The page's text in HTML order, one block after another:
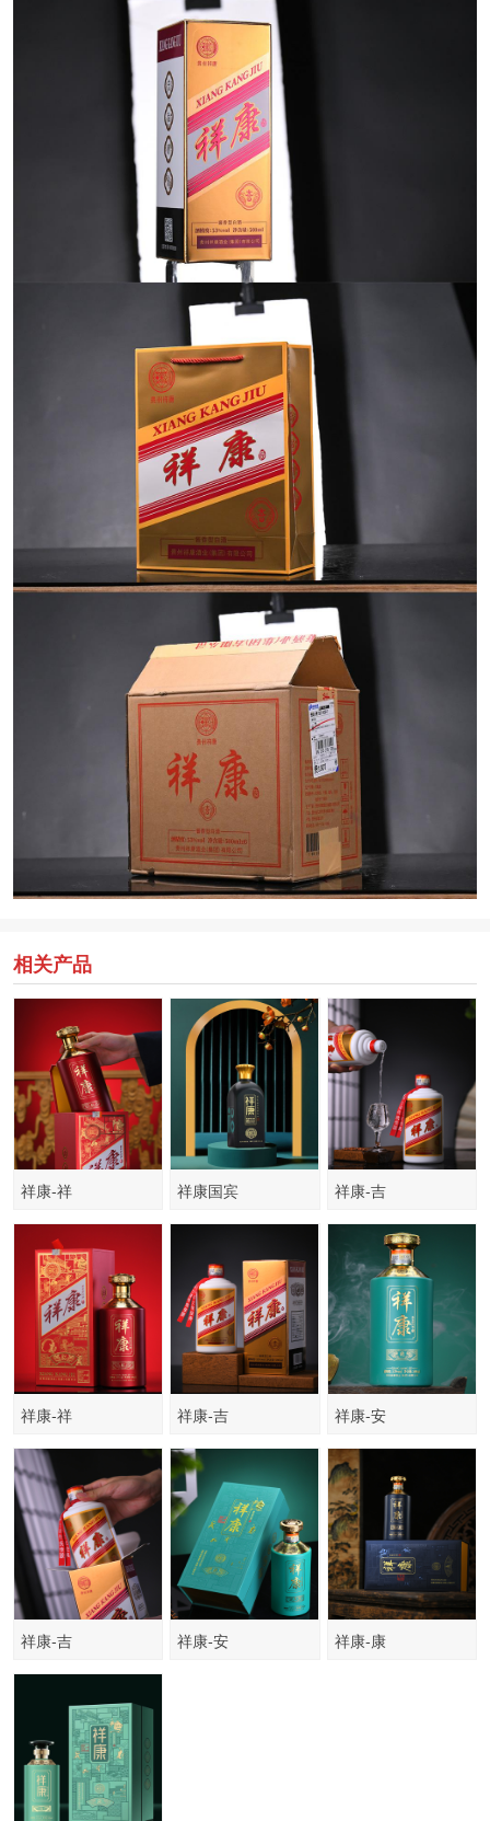
相关产品
祥康-祥 祥康国宾 祥康-吉
祥康-祥 祥康-吉 祥康-安
祥康-吉 祥康-安 祥康-康